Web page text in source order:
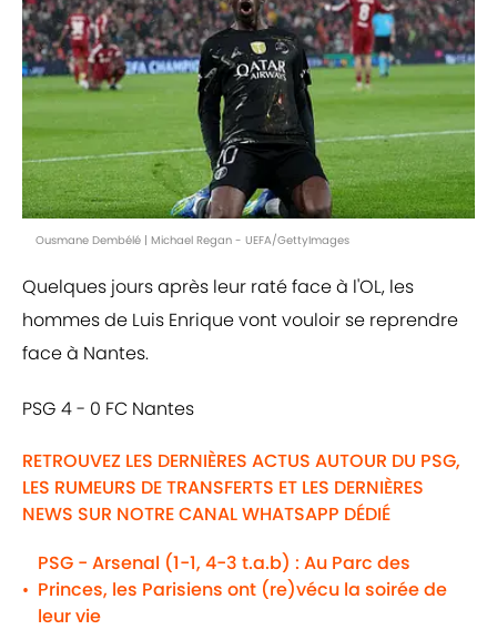
Ousmane Dembélé | Michael Regan - UEFA/GettyImages
Quelques jours après leur raté face à l'OL, les
hommes de Luis Enrique vont vouloir se reprendre
face à Nantes.
PSG 4 - 0 FC Nantes
RETROUVEZ LES DERNIÈRES ACTUS AUTOUR DU PSG,
LES RUMEURS DE TRANSFERTS ET LES DERNIÈRES
NEWS SUR NOTRE CANAL WHATSAPP DÉDIÉ
•
PSG - Arsenal (1-1, 4-3 t.a.b) : Au Parc des
Princes, les Parisiens ont (re)vécu la soirée de
leur vie